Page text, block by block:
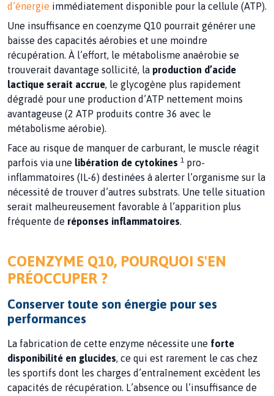
d’énergie immédiatement disponible pour la cellule (ATP).
Une insuffisance en coenzyme Q10 pourrait générer une
baisse des capacités aérobies et une moindre
récupération. À l’effort, le métabolisme anaérobie se
trouverait davantage sollicité, la production d’acide
lactique serait accrue, le glycogène plus rapidement
dégradé pour une production d’ATP nettement moins
avantageuse (2 ATP produits contre 36 avec le
métabolisme aérobie).
Face au risque de manquer de carburant, le muscle réagit
parfois via une libération de cytokines 1 pro-
inflammatoires (IL-6) destinées à alerter l’organisme sur la
nécessité de trouver d’autres substrats. Une telle situation
serait malheureusement favorable à l’apparition plus
fréquente de réponses inflammatoires.
COENZYME Q10, POURQUOI S'EN
PRÉOCCUPER ?
Conserver toute son énergie pour ses
performances
La fabrication de cette enzyme nécessite une forte
disponibilité en glucides, ce qui est rarement le cas chez
les sportifs dont les charges d’entraînement excèdent les
capacités de récupération. L’absence ou l’insuffisance de